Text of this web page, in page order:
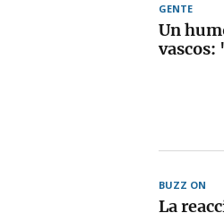
GENTE
Un
BUZZ ON
La